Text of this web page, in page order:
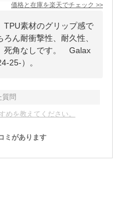
価格と在庫を楽天でチェック >>
TPU素材のグリップ感で
ん耐衝撃性、耐久性、
死角なしです。 Galax
25-）。
質問
めを教えてください。
ミがあります